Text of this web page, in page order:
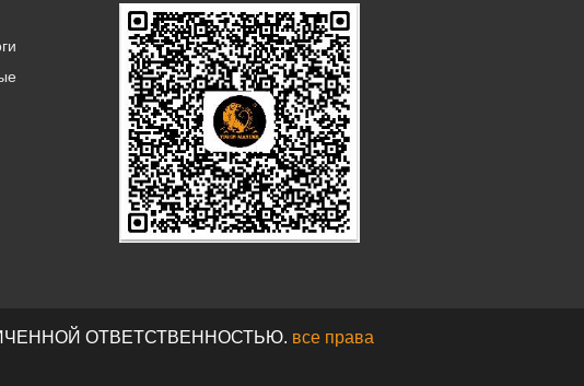
ОТВЕТСТВЕННОСТЬЮ. все права